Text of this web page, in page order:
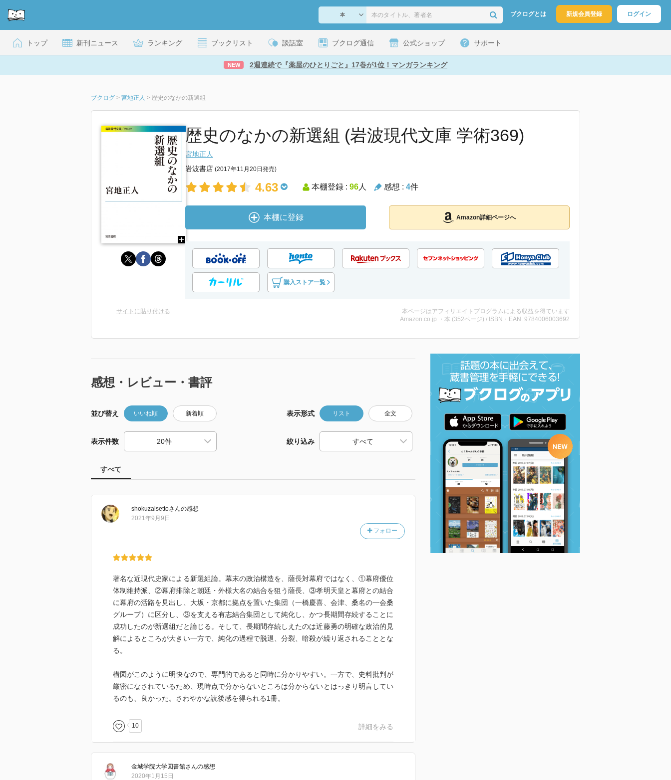
ブクログとは 新規会員登録 ログイン
トップ 新刊ニュース ランキング ブックリスト 談話室 ブクログ通信 公式ショップ サポート
NEW 2週連続で『薬屋のひとりごと』17巻が1位！マンガランキング
ブクログ > 宮地正人 > 歴史のなかの新選組
歴史のなかの新選組 (岩波現代文庫 学術369)
宮地正人
岩波書店 (2017年11月20日発売)
4.63 本棚登録 : 96人 感想 : 4件
本棚に登録 Amazon詳細ページへ
購入ストア一覧
サイトに貼り付ける
本ページはアフィリエイトプログラムによる収益を得ています
Amazon.co.jp ・本 (352ページ) / ISBN・EAN: 9784006003692
感想・レビュー・書評
並び替え いいね順 新着順 表示形式 リスト 全文
表示件数 絞り込み
すべて
shokuzaisettoさんの感想
フォロー
2021年9月9日
著名な近現代史家による新選組論。幕末の政治構造を、薩長対幕府ではなく、①幕府優位
体制維持派、②幕府排除と朝廷・外様大名の結合を狙う薩長、③孝明天皇と幕府との結合
に幕府の活路を見出し、大坂・京都に拠点を置いた集団（一橋慶喜、会津、桑名の一会桑
グループ）に区分し、③を支える有志結合集団として純化し、かつ長期間存続することに
成功したのが新選組だと論じる。そして、長期間存続しえたのは近藤勇の明確な政治的見
解によるところが大きい一方で、純化の過程で脱退、分裂、暗殺が繰り返されることとな
る。
構図がこのように明快なので、専門的であると同時に分かりやすい。一方で、史料批判が
厳密になされているため、現時点で分からないところは分からないとはっきり明言してい
るのも、良かった。さわやかな読後感を得られる1冊。
10 詳細をみる
金城学院大学図書館さんの感想
2020年1月15日